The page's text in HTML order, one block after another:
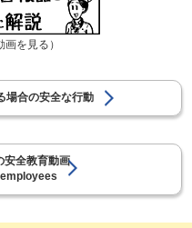
画を見る）
場合の安全な行動
安全教育動画
employees